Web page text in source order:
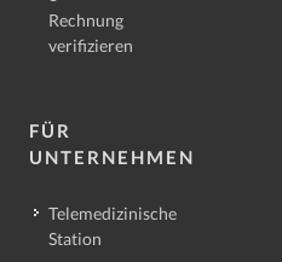
Rechnung
verifizieren
FÜR
UNTERNEHMEN
Telemedizinische
Station